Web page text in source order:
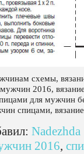
схемы,
2016,
для мужчин
спицами,
: Nadezhda
2016,